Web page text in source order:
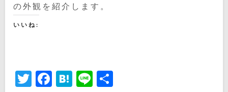
の外観を紹介します。
いいね:
Twitter
Facebook
Hatena
Line